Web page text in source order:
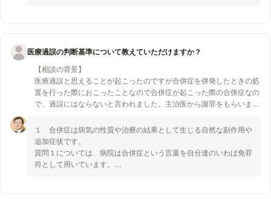
２ 厚生労働省CRPS判定指標は、診断基準ではなく判定指標で
つまり、医師がいくら傷病名をCRPSだとしても客観的な判断指標
に合致しなければならないということです。
主治医は、その点を熟知されておられるのだと思います。
上記の具体的症状による認定がされることを期待しましょう。
>
医療過誤の判断基準について教えていただけますか？
【相談の背景】
医療過誤と思えることが起こったのですが合併症を併発したときの処
置を行った際におこったことなので合併症が起こった際の合併症なの
で、過誤にはならないと言われました。主治医から謝罪をもらいまし
したという意識からの単なる挨拶の謝罪でした。
【質問1】
合併症を処置をしようとしてミスを起こしても、注意義務違反にはな
１ 合併症は病気の性質や治療の結果として生じる自然な副作用や
追加症状です。
質問１については、病院は合併症という言葉を自分達のいわば免罪
符として用いています。